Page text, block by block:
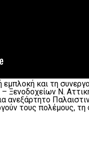
εμπλοκή και τη
Ξενοδοχείων Ν.
ανεξάρτητο
τους πολέμους,